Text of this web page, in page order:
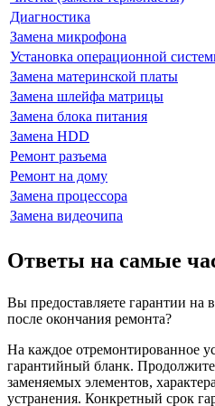
Диагностика
Замена микрофона
Установка операционной
Замена материнской платы
Замена шлейфа матрицы
Замена блока питания
Замена HDD
Ремонт разъема
Ремонт на дому
Замена процессора
Замена видеочипа
Ответы на самые
Вы предоставляете гарантии на
после окончания ремонта?
На каждое отремонтированное
гарантийный бланк.
заменяемых элементов,
устранения. Конкретный срок